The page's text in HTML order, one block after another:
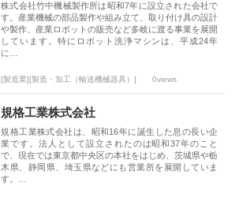
株式会社竹中機械製作所は昭和7年に設立された会社で
す。産業機械の部品製作や組み立て、取り付け具の設計
や製作、産業ロボットの販売など多岐に渡る事業を展開
しています。特にロボット洗浄マシンは、平成24年
に…
[製造業][製造・加工（輸送機械器具）] 0views
規格工業株式会社
規格工業株式会社は、昭和16年に誕生した息の長い企
業です。法人として設立されたのは昭和37年のこと
で、現在では東京都中央区の本社をはじめ、茨城県や栃
木県、静岡県、埼玉県などにも営業所を展開していま
す。…